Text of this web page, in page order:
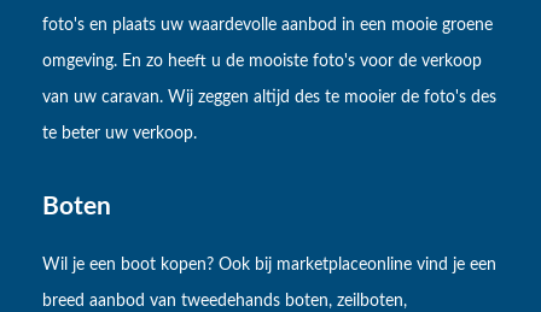
foto's en plaats uw waardevolle aanbod in een mooie groene
omgeving. En zo heeft u de mooiste foto's voor de verkoop
van uw caravan. Wij zeggen altijd des te mooier de foto's des
te beter uw verkoop.
Boten
Wil je een boot kopen? Ook bij marketplaceonline vind je een
breed aanbod van tweedehands boten, zeilboten,